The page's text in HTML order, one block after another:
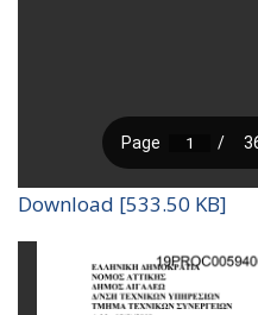
Download [533.50 KB]